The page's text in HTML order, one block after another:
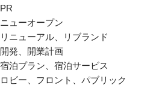
PR
ニューオープン
リニューアル、リブランド
開発、開業計画
宿泊プラン、宿泊サービス
ロビー、フロント、パブリック